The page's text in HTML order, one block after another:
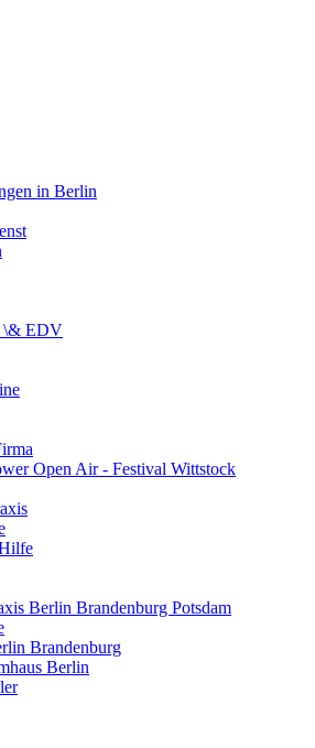
in Berlin
\& EDV
Open Air - Festival Wittstock
Berlin Brandenburg Potsdam
Brandenburg
Berlin